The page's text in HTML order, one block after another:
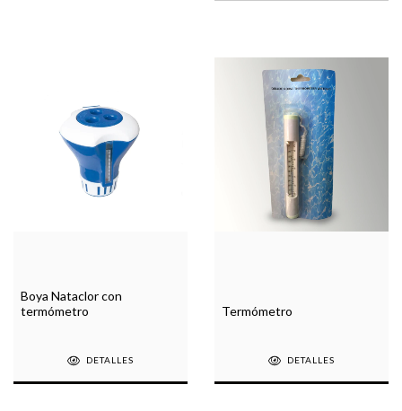
Boya Nataclor con
termómetro
DETALLES
Termómetro
DETALLES